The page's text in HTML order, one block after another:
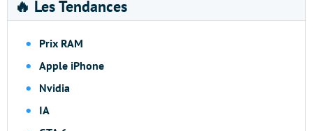
🔥 Les Tendances
Prix RAM
Apple iPhone
Nvidia
IA